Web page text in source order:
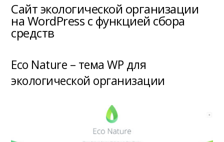
Сайт экологической организации
на WordPress с функцией сбора
средств
Eco Nature – тема WP для
экологической организации